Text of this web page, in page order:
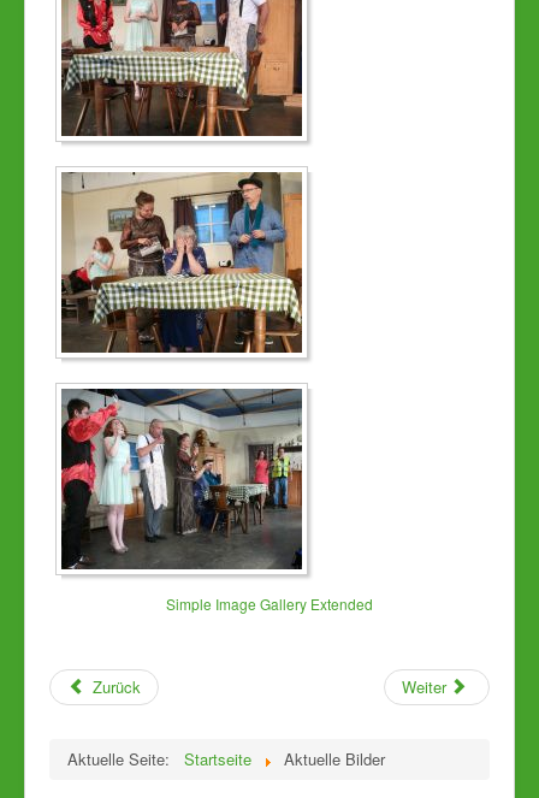
Simple Image Gallery Extended
Zurück Weiter
Aktuelle Seite: Startseite Aktuelle Bilder